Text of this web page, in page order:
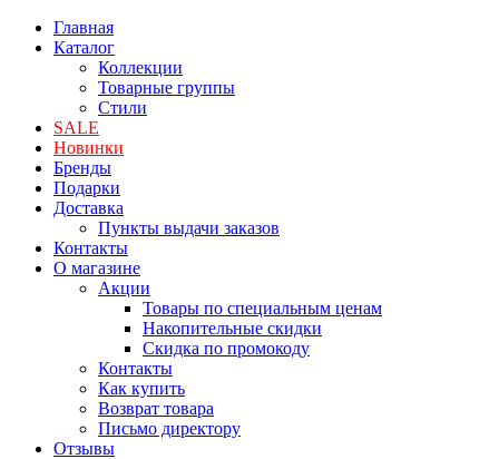
Главная
Каталог
Коллекции
Товарные группы
Стили
SALE
Новинки
Бренды
Подарки
Доставка
Пункты выдачи заказов
Контакты
О магазине
Акции
Товары по специальным ценам
Накопительные скидки
Скидка по промокоду
Контакты
Как купить
Возврат товара
Письмо директору
Отзывы